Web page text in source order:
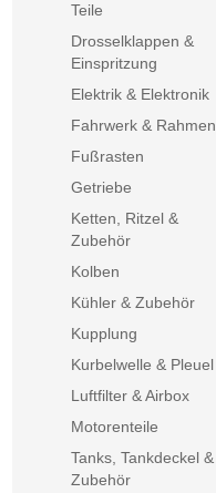
Teile
Drosselklappen &
Einspritzung
Elektrik & Elektronik
Fahrwerk & Rahmen
Fußrasten
Getriebe
Ketten, Ritzel &
Zubehör
Kolben
Kühler & Zubehör
Kupplung
Kurbelwelle & Pleuel
Luftfilter & Airbox
Motorenteile
Tanks, Tankdeckel &
Zubehör